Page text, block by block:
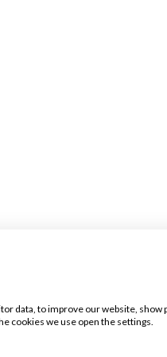
data, to improve our website,
cookies we use open the settings.